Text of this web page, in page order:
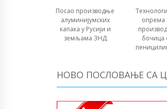
Посао производње
алуминијумских
капака у Русији и
земљама ЗНД
опрема
бочица
НОВО ПОСЛОВАЊЕ СА